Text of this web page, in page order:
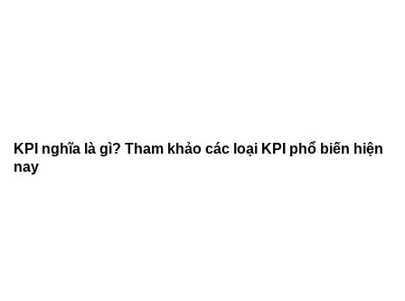
KPI nghĩa là gì? Tham khảo các loại KPI phổ biến hiện
nay